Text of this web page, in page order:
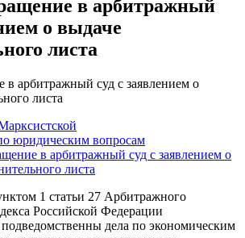
в арбитражный
о выдаче
листа
в арбитражный суд с заявлением о
листа
юридическим вопросам
в арбитражный суд с заявлением о
листа
1 статьи 27 Арбитражного
Российской Федерации
дела по экономическим